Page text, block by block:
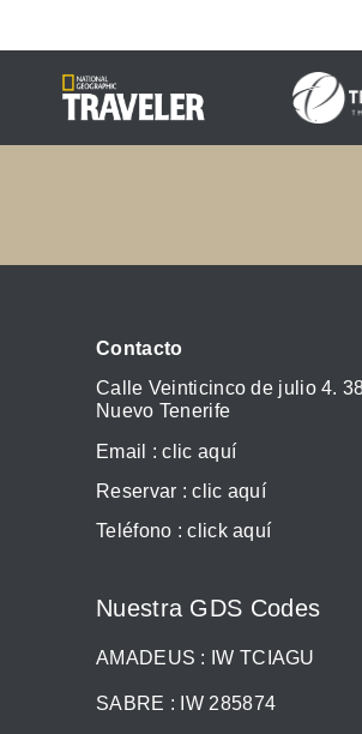
Contacto
Calle Veinticinco de julio 4.
Nuevo Tenerife
Email :clic aquí
Reservar :clic aquí
Teléfono :click aquí
Nuestra GDS Codes
AMADEUS : IW TCIAGU
SABRE : IW 285874